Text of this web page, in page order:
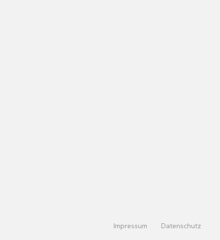
Impressum Datenschutz